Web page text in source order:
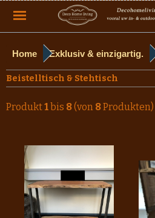
Home Exklusiv & einzigartig.
Beistelltisch & Stehtisch
Produkt1bis 8(von 8Produkten)